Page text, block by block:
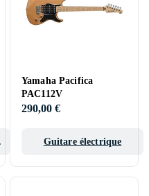
Yamaha Pacifica
PAC112V
290,00 €
Guitare électrique